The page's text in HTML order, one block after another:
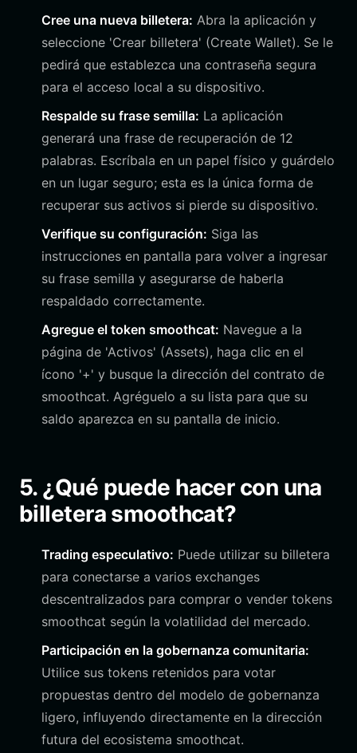
Cree una nueva billetera: Abra la aplicación y
seleccione 'Crear billetera' (Create Wallet). Se le
pedirá que establezca una contraseña segura
para el acceso local a su dispositivo.
Respalde su frase semilla: La aplicación
generará una frase de recuperación de 12
palabras. Escríbala en un papel físico y guárdelo
en un lugar seguro; esta es la única forma de
recuperar sus activos si pierde su dispositivo.
Verifique su configuración: Siga las
instrucciones en pantalla para volver a ingresar
su frase semilla y asegurarse de haberla
respaldado correctamente.
Agregue el token smoothcat: Navegue a la
página de 'Activos' (Assets), haga clic en el
ícono '+' y busque la dirección del contrato de
smoothcat. Agréguelo a su lista para que su
saldo aparezca en su pantalla de inicio.
5. ¿Qué puede hacer con una
billetera smoothcat?
Trading especulativo: Puede utilizar su billetera
para conectarse a varios exchanges
descentralizados para comprar o vender tokens
smoothcat según la volatilidad del mercado.
Participación en la gobernanza comunitaria:
Utilice sus tokens retenidos para votar
propuestas dentro del modelo de gobernanza
ligero, influyendo directamente en la dirección
futura del ecosistema smoothcat.